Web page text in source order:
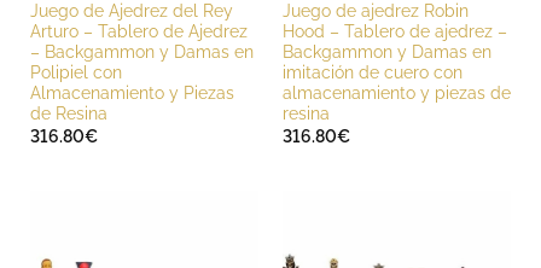
Juego de Ajedrez del Rey
Arturo – Tablero de Ajedrez
– Backgammon y Damas en
Polipiel con
Almacenamiento y Piezas
de Resina
316.80€
Juego de ajedrez Robin
Hood – Tablero de ajedrez –
Backgammon y Damas en
imitación de cuero con
almacenamiento y piezas de
resina
316.80€